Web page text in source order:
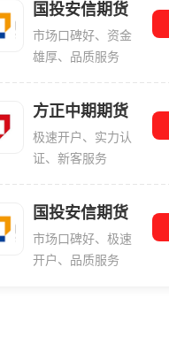
国投安信期货
市场口碑好、资金
雄厚、品质服务
方正中期期货
极速开户、实力认
证、新客服务
国投安信期货
市场口碑好、极速
开户、品质服务